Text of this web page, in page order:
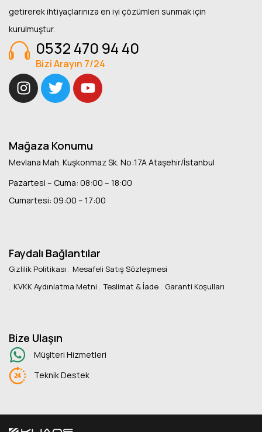
getirerek ihtiyaçlarınıza en iyi çözümleri sunmak için
kurulmuştur.
0532 470 94 40
Bizi Arayın 7/24
Mağaza Konumu
Mevlana Mah. Kuşkonmaz Sk. No:17A Ataşehir/İstanbul
Pazartesi – Cuma: 08:00 – 18:00
Cumartesi: 09:00 – 17:00
Faydalı Bağlantılar
Gizlilik Politikası
Mesafeli Satış Sözleşmesi
KVKK Aydınlatma Metni
Teslimat & İade Garanti Koşulları
Bize Ulaşın
Müşlteri Hizmetleri
Teknik Destek